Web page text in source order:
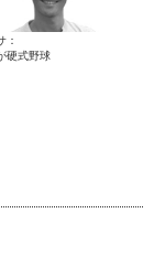
：
硬式野球